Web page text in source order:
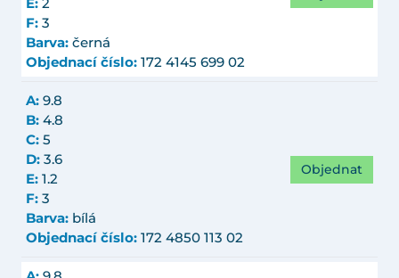
E: 2
F: 3
Barva: černá
Objednací číslo: 172 4145 699 02
A: 9.8
B: 4.8
C: 5
D: 3.6
E: 1.2
F: 3
Barva: bílá
Objednací číslo: 172 4850 113 02
Objednat